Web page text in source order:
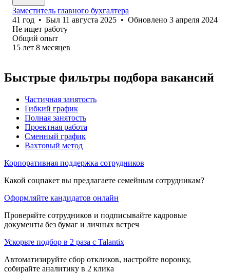
Заместитель главного бухгалтера
41 год • Был 11 августа 2025 • Обновлено 3 апреля 2024
Не ищет работу
Общий опыт
15 лет 8 месяцев
Быстрые фильтры подбора вакансий
Частичная занятость
Гибкий график
Полная занятость
Проектная работа
Сменный график
Вахтовый метод
Корпоративная поддержка сотрудников
Какой соцпакет вы предлагаете семейным сотрудникам?
Оформляйте кандидатов онлайн
Проверяйте сотрудников и подписывайте кадровые
документы без бумаг и личных встреч
Ускорьте подбор в 2 раза с Talantix
Автоматизируйте сбор откликов, настройте воронку,
собирайте аналитику в 2 клика